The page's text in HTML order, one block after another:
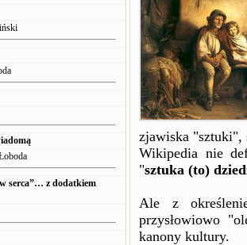
serca”… z dodatkiem
zjawiska "sztuki",
Wikipedia nie
"sztuka (to)
Ale z
przysłowiowo
kanony kultury.